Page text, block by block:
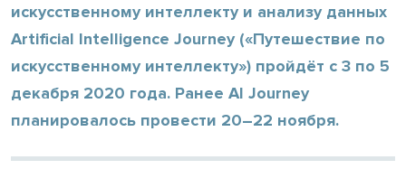
искусственному интеллекту и анализу данных
Artificial Intelligence Journey («Путешествие по
искусственному интеллекту») пройдёт с 3 по 5
декабря 2020 года. Ранее AI Journey
планировалось провести 20–22 ноября.